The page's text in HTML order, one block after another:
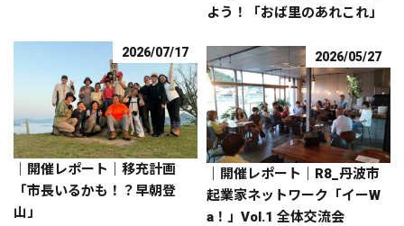
よう！「おば里のあれこれ」
2026/07/17
｜開催レポート｜移充計画
「市長いるかも！？早朝登
山」
2026/05/27
｜開催レポート｜R8_丹波市
起業家ネットワーク「イーW
a！」Vol.1 全体交流会